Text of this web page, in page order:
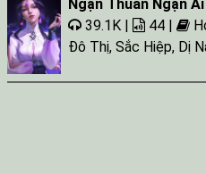
Ngận Thuần Ngận
39.1K |
44 |
Đô Thị, Sắc Hiệp, Dị